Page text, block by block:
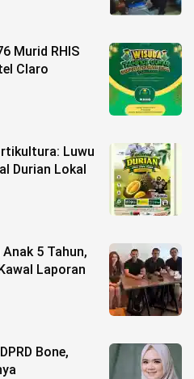
Murid RHIS
Claro
Luwu
Durian Lokal
5 Tahun,
Laporan
Bone,